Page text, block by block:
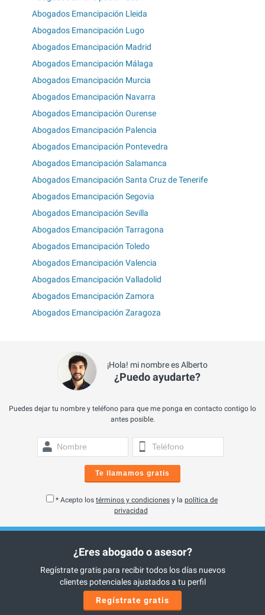
Abogados Emancipación Lleida
Abogados Emancipación Lugo
Abogados Emancipación Madrid
Abogados Emancipación Málaga
Abogados Emancipación Murcia
Abogados Emancipación Navarra
Abogados Emancipación Ourense
Abogados Emancipación Palencia
Abogados Emancipación Pontevedra
Abogados Emancipación Salamanca
Abogados Emancipación Santa Cruz de Tenerife
Abogados Emancipación Segovia
Abogados Emancipación Sevilla
Abogados Emancipación Tarragona
Abogados Emancipación Toledo
Abogados Emancipación Valencia
Abogados Emancipación Valladolid
Abogados Emancipación Zamora
Abogados Emancipación Zaragoza
¡Hola! mi nombre es Alberto
¿Puedo ayudarte?
Puedes dejar tu nombre y teléfono para que me ponga en contacto contigo lo
antes posible.
Te llamamos gratis
* Acepto los términos y condiciones y la política de
privacidad
¿Eres abogado o asesor?
Regístrate gratis para recibir todos los días nuevos
clientes potenciales ajustados a tu perfil
Regístrate gratis